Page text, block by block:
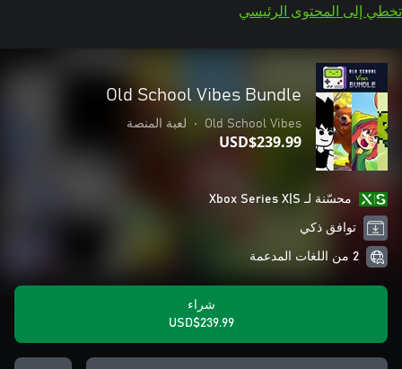
تخطي إلى المحتوى الرئيسي
Old School Vibes Bundle
Old School Vibes
• لعبة المنصة
USD$239.99
محسّنة لـ Xbox Series X|S
توافق ذكي
2 من اللغات المدعمة
شراء
USD$239.99